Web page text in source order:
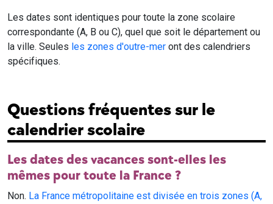
Les dates sont identiques pour toute la zone scolaire
correspondante (A, B ou C), quel que soit le département ou
la ville. Seules les zones d'outre-mer ont des calendriers
spécifiques.
Questions fréquentes sur le
calendrier scolaire
Les dates des vacances sont-elles les
mêmes pour toute la France ?
Non. La France métropolitaine est divisée en trois zones (A,